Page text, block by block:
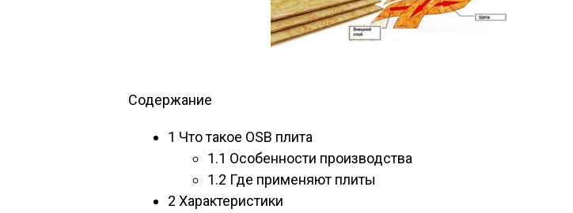
Содержание
1 Что такое OSB плита
1.1 Особенности производства
1.2 Где применяют плиты
2 Характеристики